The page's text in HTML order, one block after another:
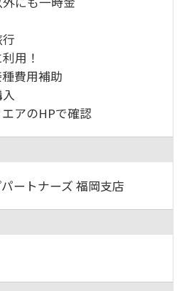
用！
費用補助
アのHPで確認
ートナーズ 福岡支店